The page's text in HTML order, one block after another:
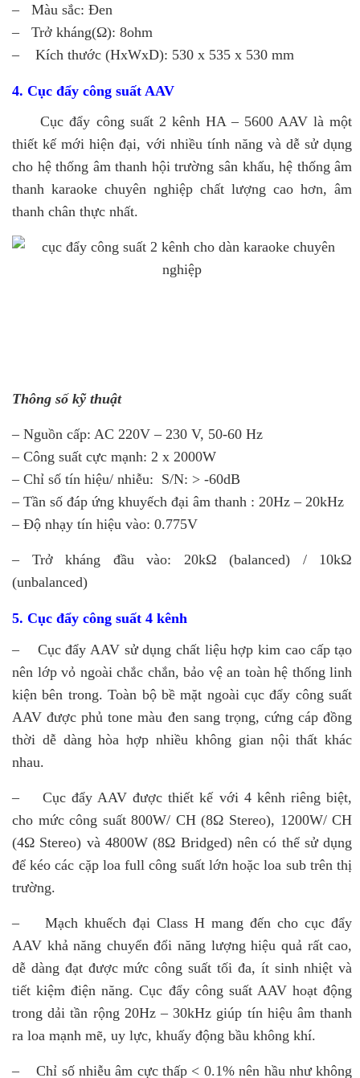
– Màu sắc: Đen
– Trở kháng(Ω): 8ohm
– Kích thước (HxWxD): 530 x 535 x 530 mm
4. Cục đẩy công suất AAV
Cục đẩy công suất 2 kênh HA – 5600 AAV là một
thiết kế mới hiện đại, với nhiều tính năng và dễ sử dụng
cho hệ thống âm thanh hội trường sân khấu, hệ thống âm
thanh karaoke chuyên nghiệp chất lượng cao hơn, âm
thanh chân thực nhất.
Thông số kỹ thuật
– Nguồn cấp: AC 220V – 230 V, 50-60 Hz
– Công suất cực mạnh: 2 x 2000W
– Chỉ số tín hiệu/ nhiễu: S/N: > -60dB
– Tần số đáp ứng khuyếch đại âm thanh : 20Hz – 20kHz
– Độ nhạy tín hiệu vào: 0.775V
– Trở kháng đầu vào: 20kΩ (balanced) / 10kΩ
(unbalanced)
5. Cục đẩy công suất 4 kênh
– Cục đẩy AAV sử dụng chất liệu hợp kim cao cấp tạo
nên lớp vỏ ngoài chắc chắn, bảo vệ an toàn hệ thống linh
kiện bên trong. Toàn bộ bề mặt ngoài cục đẩy công suất
AAV được phủ tone màu đen sang trọng, cứng cáp đồng
thời dễ dàng hòa hợp nhiều không gian nội thất khác
nhau.
– Cục đẩy AAV được thiết kế với 4 kênh riêng biệt,
cho mức công suất 800W/ CH (8Ω Stereo), 1200W/ CH
(4Ω Stereo) và 4800W (8Ω Bridged) nên có thể sử dụng
để kéo các cặp loa full công suất lớn hoặc loa sub trên thị
trường.
– Mạch khuếch đại Class H mang đến cho cục đẩy
AAV khả năng chuyển đổi năng lượng hiệu quả rất cao,
dễ dàng đạt được mức công suất tối đa, ít sinh nhiệt và
tiết kiệm điện năng. Cục đẩy công suất AAV hoạt động
trong dải tần rộng 20Hz – 30kHz giúp tín hiệu âm thanh
ra loa mạnh mẽ, uy lực, khuấy động bầu không khí.
– Chỉ số nhiễu âm cực thấp < 0.1% nên hầu như không